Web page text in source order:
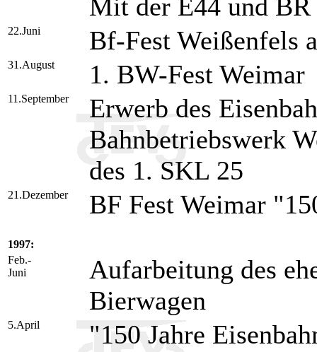
Mit der E44 und
22.Juni Bf-Fest Weißenfels
31.August 1. BW-Fest Weimar
11.September
Erwerb des
Bahnbetriebswerk
des 1. SKL 25
21.Dezember BF Fest Weimar
1997:
Feb.-
Juni
Aufarbeitung des
Bierwagen
5.April "150 Jahre